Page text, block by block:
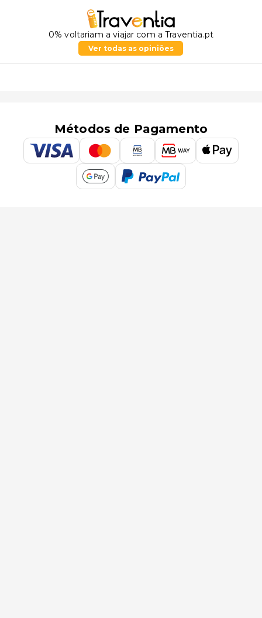
0% voltariam a viajar com a Traventia.pt
Ver todas as opiniões
Métodos de Pagamento